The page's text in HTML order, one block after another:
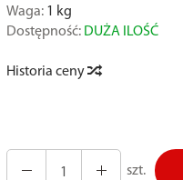
Waga: 1 kg
Dostępność: DUŻA ILOŚĆ
Historia ceny
szt.